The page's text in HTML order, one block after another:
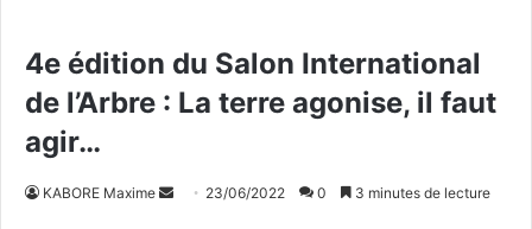
4e édition du Salon International
de l’Arbre : La terre agonise, il faut
agir…
KABORE Maxime 23/06/2022 0 3 minutes de lecture